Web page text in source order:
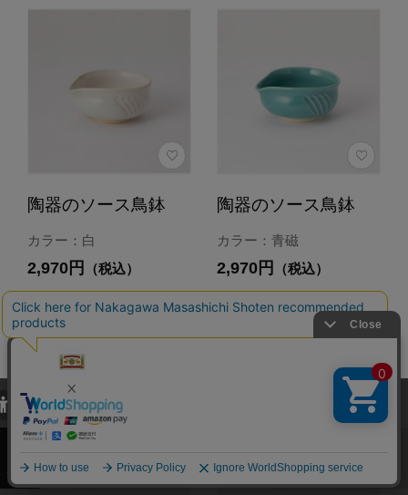
陶器のソース鳥鉢
カラー：白
2,970円 （税込）
4.7
あとで買う
陶器のソース鳥鉢
カラー：青磁
2,970円 （税込）
4.7
当サイトでは、当サイト内における閲覧履歴・属性情報などの取得およ
び利便性向上のためにクッキー（Cookie）を使用いたします。詳細に
関しては「プライバシーポリシー
承諾する